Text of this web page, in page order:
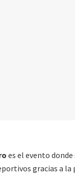
es el evento
gracias a